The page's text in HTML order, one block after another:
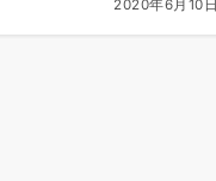
2020年6月10日